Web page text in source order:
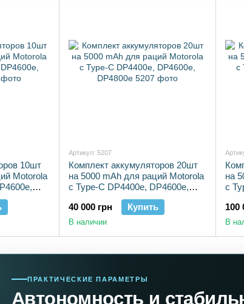
10шт
Motorola
Артикул: 5207
Комплект аккумуляторов 20шт
на 5000 mAh для раций Motorola
с Type-C DP4400e, DP4600e,
40 000 грн
Купить
В наличии
на
с
100
В
ПРАКТИЧЕСКИЕ ПАРАМЕТРЫ
Автономность и